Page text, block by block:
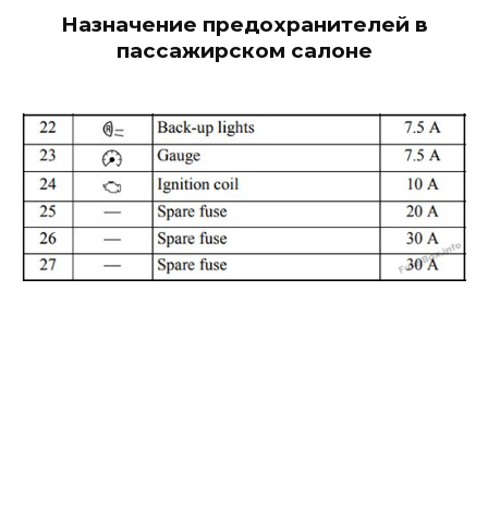
Назначение предохранителей в
пассажирском салоне